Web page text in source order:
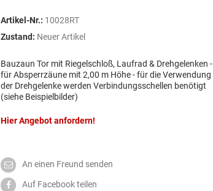
Artikel-Nr.: 10028RT
Zustand: Neuer Artikel
Bauzaun Tor mit Riegelschloß, Laufrad & Drehgelenken -
für Absperrzäune mit 2,00 m Höhe - für die Verwendung
der Drehgelenke werden Verbindungsschellen benötigt
(siehe Beispielbilder)
Hier Angebot anfordern!
An einen Freund senden
Auf Facebook teilen